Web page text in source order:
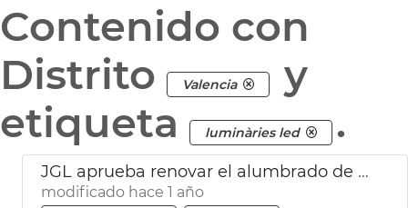
Contenido con
Distrito
Valencia
y
etiqueta
luminàries led .
JGL aprueba renovar el alumbrado de pedanías afectadas dana
modificado hace 1 año